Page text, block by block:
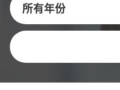
所有年份
關鍵字